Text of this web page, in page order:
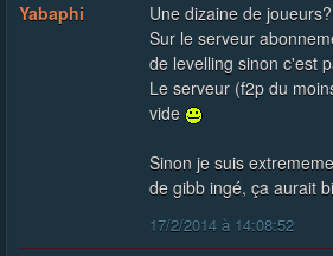
Yabaphi
Une dizaine de joueurs?
Sur le serveur
de levelling sinon c'est
Le serveur (f2p du
vide
Sinon je suis
de gibb ingé, ça aurait
17/2/2014 à 14:08:52